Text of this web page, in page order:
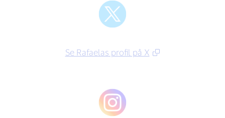
Se Rafaelas profil på X